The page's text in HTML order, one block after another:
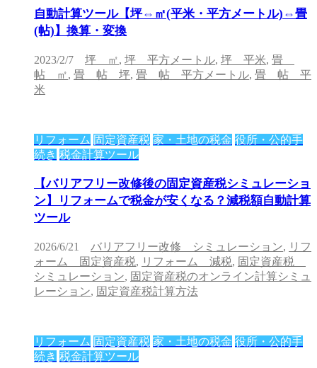
自動計算ツール【坪⇔㎡(平米・平方メートル)⇔畳
(帖)】換算・変換
2023/2/7 坪 ㎡, 坪 平方メートル, 坪 平米, 畳
帖 ㎡, 畳 帖 坪, 畳 帖 平方メートル, 畳 帖 平
米
リフォーム 固定資産税 家・土地の税金 役所・公的手
続き 税金計算ツール
【バリアフリー改修後の固定資産税シミュレーショ
ン】リフォームで税金が安くなる？減税額自動計算
ツール
2026/6/21 バリアフリー改修 シミュレーション, リフ
ォーム 固定資産税, リフォーム 減税, 固定資産税
シミュレーション, 固定資産税のオンライン計算シミュ
レーション, 固定資産税計算方法
リフォーム 固定資産税 家・土地の税金 役所・公的手
続き 税金計算ツール